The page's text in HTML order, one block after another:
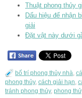
Thuật phong thủy
Dấu hiệu để nhận
giải
Đặt vật này dưới
bố trí phong thủy nhà,
phong thủy, cách giải hạn,
tránh phong thủy, phong